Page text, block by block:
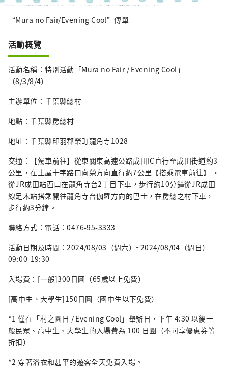
“Mura no Fair/Evening Cool”傳單
活動概覽
活動名稱：特別活動「Mura no Fair / Evening Cool」
（8/3/8/4）
主辦單位：千葉縣總村
地點：千葉縣房總村
地址：千葉縣印羽郡榮町龍角寺1028
交通：【駕車前往】從東關東高速公路成田IC直行至成田街道約3
公里，在土屋十字路口向榮方向直行約7公里【搭乘電車前往】 ・
從JR成田站西口在龍角寺台2丁目下車，步行約10分鐘從JR成田
線足木站搭乘開往龍角寺台伽羅方向的巴士，在房總之村下車，
步行約3分鐘。
聯絡方式：電話：0476-95-3333
活動日期及時間：2024/08/03（週六）~2024/08/04（週日）
09:00-19:30
入場費：[一般]300日圓（65歲以上免費）
[高中生、大學生]150日圓（國中生以下免費）
*1 僅在「村之圓日 / Evening Cool」舉辦日，下午 4:30 以後一
般民眾、高中生、大學生的入場費為 100 日圓（不可享優惠券等
折扣）
*2 穿著浴衣和甚平的遊客全天免費入場。